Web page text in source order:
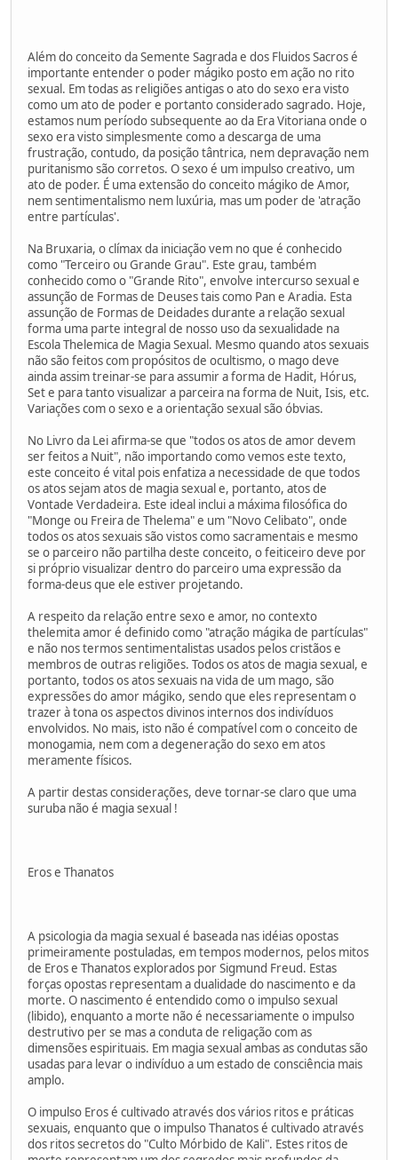
Além do conceito da Semente Sagrada e dos Fluidos Sacros é
importante entender o poder mágiko posto em ação no rito
sexual. Em todas as religiões antigas o ato do sexo era visto
como um ato de poder e portanto considerado sagrado. Hoje,
estamos num período subsequente ao da Era Vitoriana onde o
sexo era visto simplesmente como a descarga de uma
frustração, contudo, da posição tântrica, nem depravação nem
puritanismo são corretos. O sexo é um impulso creativo, um
ato de poder. É uma extensão do conceito mágiko de Amor,
nem sentimentalismo nem luxúria, mas um poder de 'atração
entre partículas'.
Na Bruxaria, o clímax da iniciação vem no que é conhecido
como "Terceiro ou Grande Grau". Este grau, também
conhecido como o "Grande Rito", envolve intercurso sexual e
assunção de Formas de Deuses tais como Pan e Aradia. Esta
assunção de Formas de Deidades durante a relação sexual
forma uma parte integral de nosso uso da sexualidade na
Escola Thelemica de Magia Sexual. Mesmo quando atos sexuais
não são feitos com propósitos de ocultismo, o mago deve
ainda assim treinar-se para assumir a forma de Hadit, Hórus,
Set e para tanto visualizar a parceira na forma de Nuit, Isis, etc.
Variações com o sexo e a orientação sexual são óbvias.
No Livro da Lei afirma-se que "todos os atos de amor devem
ser feitos a Nuit", não importando como vemos este texto,
este conceito é vital pois enfatiza a necessidade de que todos
os atos sejam atos de magia sexual e, portanto, atos de
Vontade Verdadeira. Este ideal inclui a máxima filosófica do
"Monge ou Freira de Thelema" e um "Novo Celibato", onde
todos os atos sexuais são vistos como sacramentais e mesmo
se o parceiro não partilha deste conceito, o feiticeiro deve por
si próprio visualizar dentro do parceiro uma expressão da
forma-deus que ele estiver projetando.
A respeito da relação entre sexo e amor, no contexto
thelemita amor é definido como "atração mágika de partículas"
e não nos termos sentimentalistas usados pelos cristãos e
membros de outras religiões. Todos os atos de magia sexual, e
portanto, todos os atos sexuais na vida de um mago, são
expressões do amor mágiko, sendo que eles representam o
trazer à tona os aspectos divinos internos dos indivíduos
envolvidos. No mais, isto não é compatível com o conceito de
monogamia, nem com a degeneração do sexo em atos
meramente físicos.
A partir destas considerações, deve tornar-se claro que uma
suruba não é magia sexual !
Eros e Thanatos
A psicologia da magia sexual é baseada nas idéias opostas
primeiramente postuladas, em tempos modernos, pelos mitos
de Eros e Thanatos explorados por Sigmund Freud. Estas
forças opostas representam a dualidade do nascimento e da
morte. O nascimento é entendido como o impulso sexual
(libido), enquanto a morte não é necessariamente o impulso
destrutivo per se mas a conduta de religação com as
dimensões espirituais. Em magia sexual ambas as condutas são
usadas para levar o indivíduo a um estado de consciência mais
amplo.
O impulso Eros é cultivado através dos vários ritos e práticas
sexuais, enquanto que o impulso Thanatos é cultivado através
dos ritos secretos do "Culto Mórbido de Kali". Estes ritos de